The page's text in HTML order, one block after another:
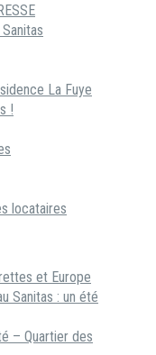
La Fuye
!
locataires
et Europe
Sanitas : un été
– Quartier des